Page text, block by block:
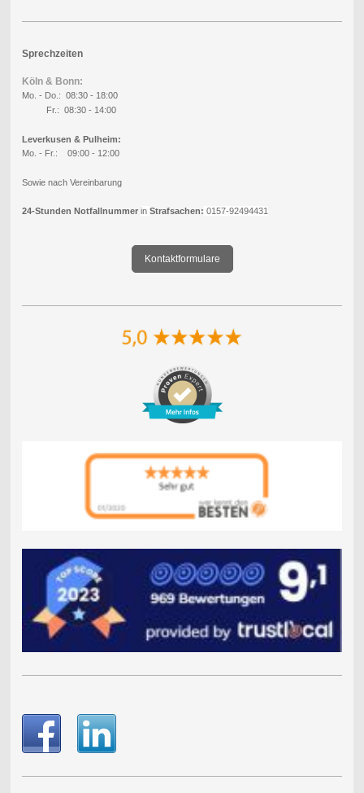
Sprechzeiten
Köln & Bonn:
Mo. - Do.: 08:30 - 18:00
Fr.: 08:30 - 14:00
Leverkusen & Pulheim:
Mo. - Fr.: 09:00 - 12:00
Sowie nach Vereinbarung
24-Stunden Notfallnummer in Strafsachen: 0157-92494431
Kontaktformulare